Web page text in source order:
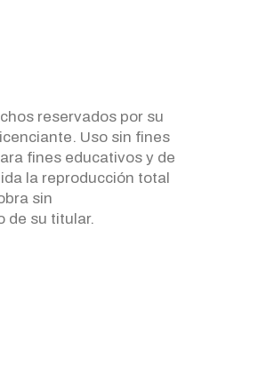
reservados por su
Uso sin fines
fines educativos y de
la reproducción total
sin
de su titular.